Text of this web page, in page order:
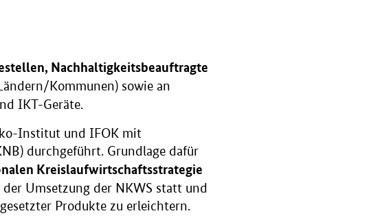
Nachhaltigkeitsbeauftragte
Kommunen) sowie an
IKT-Geräte.
Institut und IFOK mit
durchgeführt. Grundlage dafür
Kreislaufwirtschaftsstrategie
Umsetzung der NKWS statt und
Produkte zu erleichtern.